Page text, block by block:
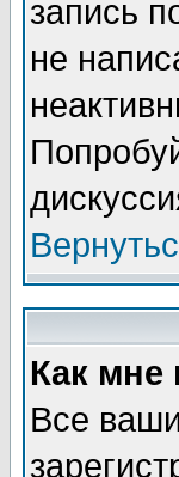
запись
не
Как мне
Все